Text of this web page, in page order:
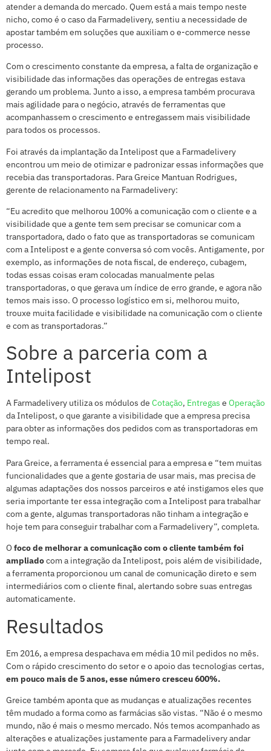
atender a demanda do mercado. Quem está a mais tempo neste
nicho, como é o caso da Farmadelivery, sentiu a necessidade de
apostar também em soluções que auxiliam o e-commerce nesse
processo.
Com o crescimento constante da empresa, a falta de organização e
visibilidade das informações das operações de entregas estava
gerando um problema. Junto a isso, a empresa também procurava
mais agilidade para o negócio, através de ferramentas que
acompanhassem o crescimento e entregassem mais visibilidade
para todos os processos.
Foi através da implantação da Intelipost que a Farmadelivery
encontrou um meio de otimizar e padronizar essas informações que
recebia das transportadoras. Para Greice Mantuan Rodrigues,
gerente de relacionamento na Farmadelivery:
“Eu acredito que melhorou 100% a comunicação com o cliente e a
visibilidade que a gente tem sem precisar se comunicar com a
transportadora, dado o fato que as transportadoras se comunicam
com a Intelipost e a gente conversa só com vocês. Antigamente, por
exemplo, as informações de nota fiscal, de endereço, cubagem,
todas essas coisas eram colocadas manualmente pelas
transportadoras, o que gerava um índice de erro grande, e agora não
temos mais isso. O processo logístico em si, melhorou muito,
trouxe muita facilidade e visibilidade na comunicação com o cliente
e com as transportadoras.”
Sobre a parceria com a
Intelipost
A Farmadelivery utiliza os módulos de Cotação, Entregas e Operação
da Intelipost, o que garante a visibilidade que a empresa precisa
para obter as informações dos pedidos com as transportadoras em
tempo real.
Para Greice, a ferramenta é essencial para a empresa e “tem muitas
funcionalidades que a gente gostaria de usar mais, mas precisa de
algumas adaptações dos nossos parceiros e até instigamos eles que
seria importante ter essa integração com a Intelipost para trabalhar
com a gente, algumas transportadoras não tinham a integração e
hoje tem para conseguir trabalhar com a Farmadelivery”, completa.
O foco de melhorar a comunicação com o cliente também foi
ampliadocom a integração da Intelipost, pois além de visibilidade,
a ferramenta proporcionou um canal de comunicação direto e sem
intermediários com o cliente final, alertando sobre suas entregas
automaticamente.
Resultados
Em 2016, a empresa despachava em média 10 mil pedidos no mês.
Com o rápido crescimento do setor e o apoio das tecnologias certas,
em pouco mais de 5 anos, esse número cresceu 600%.
Greice também aponta que as mudanças e atualizações recentes
têm mudado a forma como as farmácias são vistas. “Não é o mesmo
mundo, não é mais o mesmo mercado. Nós temos acompanhado as
alterações e atualizações justamente para a Farmadelivery andar